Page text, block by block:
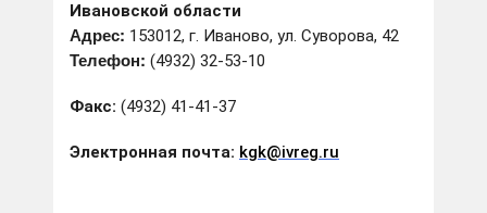
Ивановской области
Адрес: 153012, г. Иваново, ул. Суворова, 42
Телефон: (4932) 32-53-10
Факс: (4932) 41-41-37
Электронная почта: kgk@ivreg.ru